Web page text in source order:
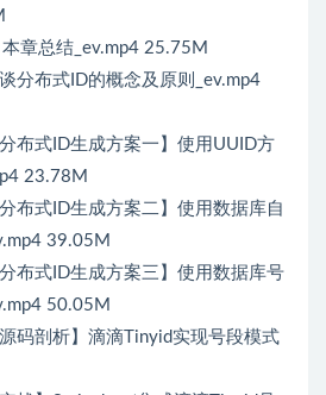
章总结_ev.mp4 25.75M
分布式ID的概念及原则_ev.mp4
布式ID生成方案一】使用UUID方
23.78M
布式ID生成方案二】使用数据库自
39.05M
布式ID生成方案三】使用数据库号
50.05M
码剖析】滴滴Tinyid实现号段模式